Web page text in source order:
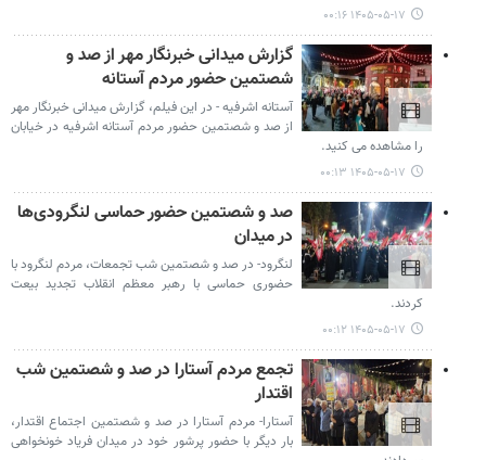
۱۴۰۵-۰۵-۱۷ ۰۰:۱۶
گزارش میدانی خبرنگار مهر از صد و
شصتمین حضور مردم آستانه
آستانه اشرفیه - در این فیلم، گزارش میدانی خبرنگار مهر
از صد و شصتمین حضور مردم آستانه اشرفیه در خیابان
را مشاهده می کنید.
۱۴۰۵-۰۵-۱۷ ۰۰:۱۳
صد و شصتمین حضور حماسی لنگرودی‌ها
در میدان
لنگرود- در صد و شصتمین شب تجمعات، مردم لنگرود با
حضوری حماسی با رهبر معظم انقلاب تجدید بیعت
کردند.
۱۴۰۵-۰۵-۱۷ ۰۰:۱۲
تجمع مردم آستارا در صد و شصتمین شب
اقتدار
آستارا- مردم آستارا در صد و شصتمین اجتماع اقتدار،
بار دیگر با حضور پرشور خود در میدان فریاد خونخواهی